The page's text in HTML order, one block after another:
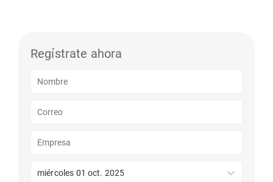
Regístrate ahora
miércoles 01 oct. 2025